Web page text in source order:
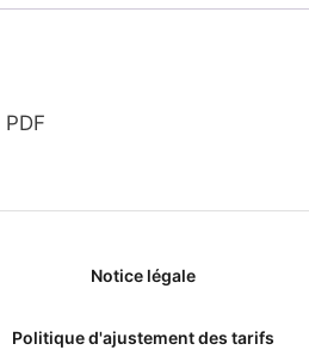
PDF
Notice légale
Politique d'ajustement des tarifs